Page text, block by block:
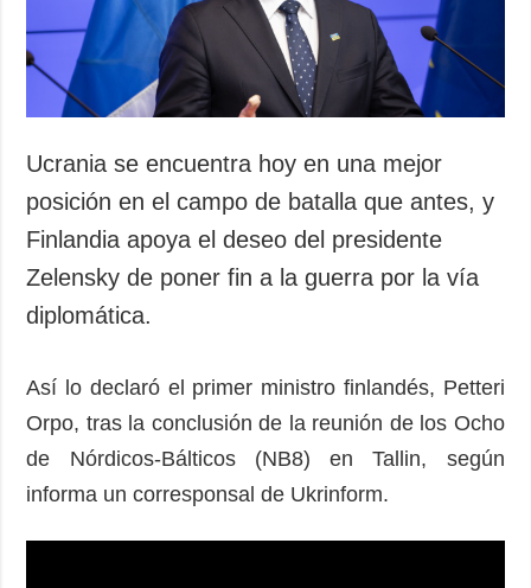
Ucrania se encuentra hoy en una mejor
posición en el campo de batalla que antes, y
Finlandia apoya el deseo del presidente
Zelensky de poner fin a la guerra por la vía
diplomática.
Así lo declaró el primer ministro finlandés, Petteri
Orpo, tras la conclusión de la reunión de los Ocho
de Nórdicos-Bálticos (NB8) en Tallin, según
informa un corresponsal de Ukrinform.